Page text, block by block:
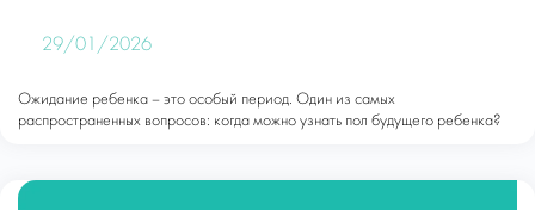
29/01/2026
Ожидание ребенка – это особый период. Один из самых
распространенных вопросов: когда можно узнать пол будущего ребенка?